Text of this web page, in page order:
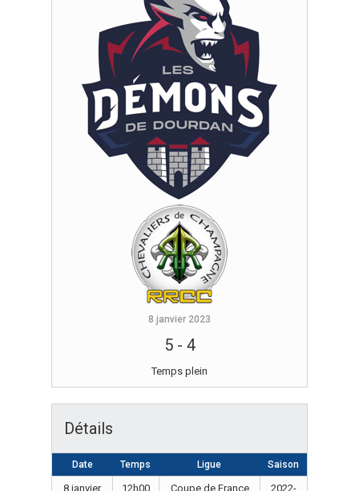
8 janvier 2023
5- 4
Temps plein
Détails
Date Temps Ligue Saison
8 janvier
12h00
Coupe de France
2022-